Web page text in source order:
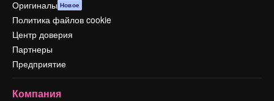
Оригиналы Новое
Политика файлов cookie
Центр доверия
Партнеры
Предприятие
Компания